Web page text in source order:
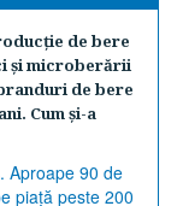
de bere
şi microberării
de bere
Cum şi-a